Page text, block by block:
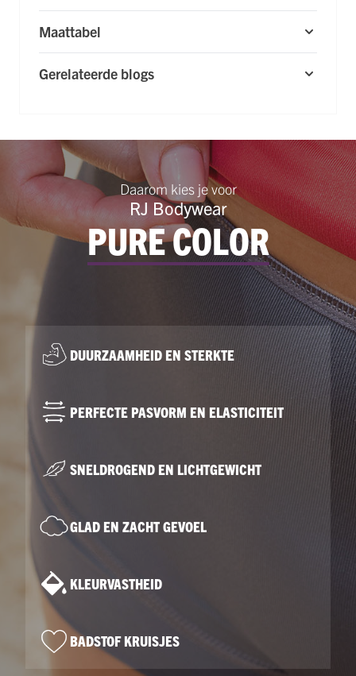
Maattabel
Gerelateerde blogs
Daarom kies je voor
RJ Bodywear
PURE COLOR
DUURZAAMHEID EN STERKTE
PERFECTE PASVORM EN ELASTICITEIT
SNELDROGEND EN LICHTGEWICHT
GLAD EN ZACHT GEVOEL
KLEURVASTHEID
BADSTOF KRUISJES